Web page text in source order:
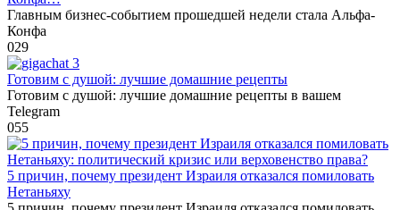
Главным бизнес-событием прошедшей недели стала Альфа-
Конфа
029
Готовим с душой: лучшие домашние рецепты
Готовим с душой: лучшие домашние рецепты в вашем
Telegram
055
5 причин, почему президент Израиля отказался помиловать
Нетаньяху